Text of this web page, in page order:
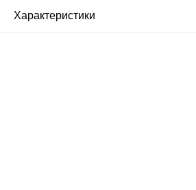
Характеристики